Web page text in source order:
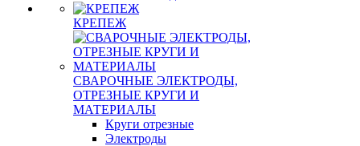
КРЕПЕЖ
СВАРОЧНЫЕ ЭЛЕКТРОДЫ,
ОТРЕЗНЫЕ КРУГИ И
МАТЕРИАЛЫ
Круги отрезные
Электроды